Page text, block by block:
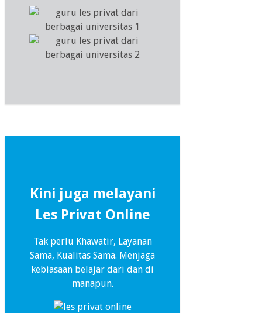
Kini juga melayani
Les Privat Online
Tak perlu Khawatir, Layanan
Sama, Kualitas Sama. Menjaga
kebiasaan belajar dari dan di
manapun.